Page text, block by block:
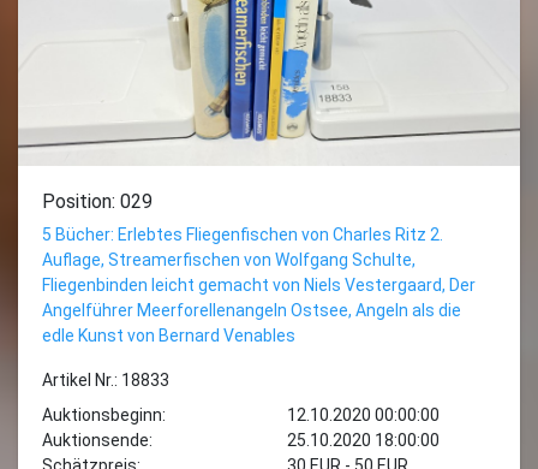
Position: 029
5 Bücher: Erlebtes Fliegenfischen von Charles Ritz 2.
Auflage, Streamerfischen von Wolfgang Schulte,
Fliegenbinden leicht gemacht von Niels Vestergaard, Der
Angelführer Meerforellenangeln Ostsee, Angeln als die
edle Kunst von Bernard Venables
Artikel Nr.: 18833
Auktionsbeginn:
12.10.2020 00:00:00
Auktionsende:
25.10.2020 18:00:00